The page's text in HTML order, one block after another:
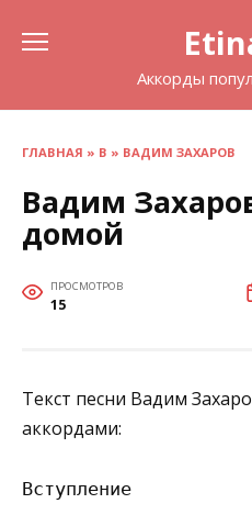
Аккорды
ГЛАВНАЯ » В » ВАДИМ ЗАХАРОВ
Вадим
домой
ПРОСМОТРОВ
15
Текст песни Вадим
аккордами:
Вступление